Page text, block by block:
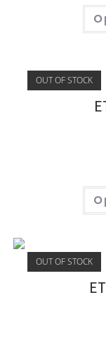
OUT OF STOCK
OUT OF STOCK